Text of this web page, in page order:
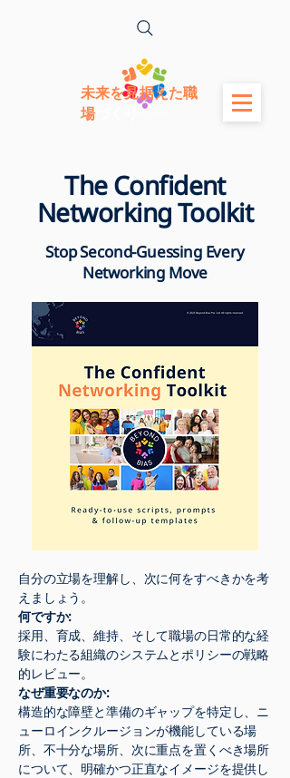
未来を見据えた職
場づくり
The Confident
Networking Toolkit
Stop Second-Guessing Every
Networking Move
自分の立場を理解し、次に何をすべきかを考
えましょう。
何ですか:
採用、育成、維持、そして職場の日常的な経
験にわたる組織のシステムとポリシーの戦略
的レビュー。
なぜ重要なのか:
構造的な障壁と準備のギャップを特定し、ニ
ューロインクルージョンが機能している場
所、不十分な場所、次に重点を置くべき場所
について、明確かつ正直なイメージを提供し